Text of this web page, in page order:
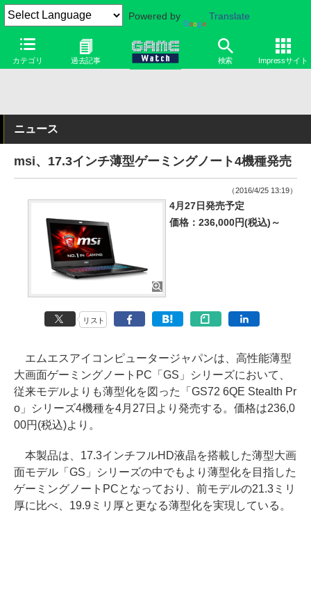
Powered by Translate
カテゴリ 過去記事 検索 Impressサイト
ニュース
msi、17.3インチ薄型ゲーミングノート4機種発売
（2016/4/25 13:19）
4月27日発売予定
価格：236,000円(税込)～
リスト
エムエスアイコンピュータージャパンは、高性能薄型
大画面ゲーミングノートPC「GS」シリーズにおいて、
従来モデルよりも薄型化を図った「GS72 6QE Stealth Pr
o」シリーズ4機種を4月27日より発売する。価格は236,0
00円(税込)より。
本製品は、17.3インチフルHD液晶を搭載した薄型大画
面モデル「GS」シリーズの中でもより薄型化を目指した
ゲーミングノートPCとなっており、前モデルの21.3ミリ
厚に比べ、19.9ミリ厚と更なる薄型化を実現している。